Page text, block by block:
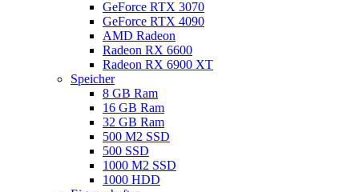
GeForce RTX 3070
GeForce RTX 4090
AMD Radeon
Radeon RX 6600
Radeon RX 6900 XT
Speicher
8 GB Ram
16 GB Ram
32 GB Ram
500 M2 SSD
500 SSD
1000 M2 SSD
1000 HDD